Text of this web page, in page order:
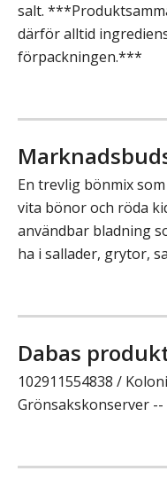
salt.
därför alltid
förpackningen.***
En trevlig bönmix
vita bönor och röda
användbar bladning
ha i sallader, grytor,
Dabas
102911554838 /
Grönsakskonserver